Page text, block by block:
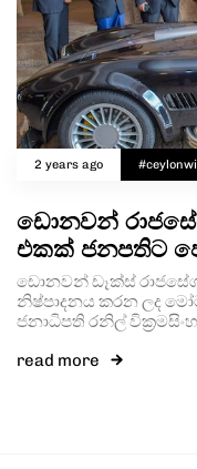
2 years ago
ඩොනවන්
එකක් ජනපතිට
ඩොනවන් ඩෑක්ස්
නිෂ්පාදනය කරන ලද
ජනාධිපති රනිල්
read more